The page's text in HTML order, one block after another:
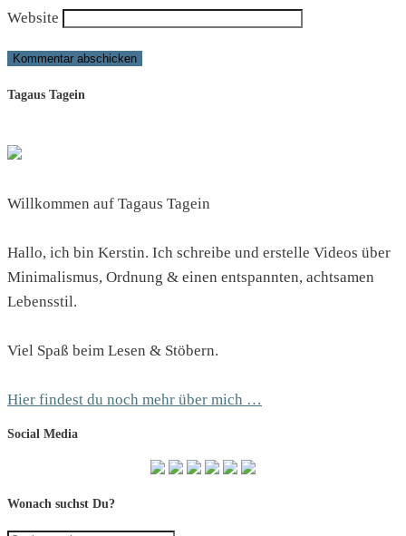
Website
Tagaus Tagein
Willkommen auf Tagaus Tagein
Hallo, ich bin Kerstin. Ich schreibe und erstelle Videos über
Minimalismus, Ordnung & einen entspannten, achtsamen
Lebensstil.
Viel Spaß beim Lesen & Stöbern.
Hier findest du noch mehr über mich …
Social Media
Wonach suchst Du?